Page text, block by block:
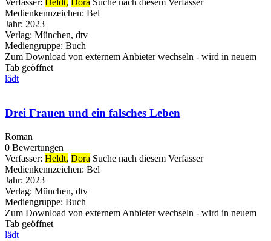
Verfasser: Heldt, Dora Suche nach diesem Verfasser
Medienkennzeichen: Bel
Jahr: 2023
Verlag: München, dtv
Mediengruppe: Buch
Zum Download von externem Anbieter wechseln - wird in neuem
Tab geöffnet
lädt
Drei Frauen und ein falsches Leben
Roman
0 Bewertungen
Verfasser: Heldt, Dora Suche nach diesem Verfasser
Medienkennzeichen: Bel
Jahr: 2023
Verlag: München, dtv
Mediengruppe: Buch
Zum Download von externem Anbieter wechseln - wird in neuem
Tab geöffnet
lädt